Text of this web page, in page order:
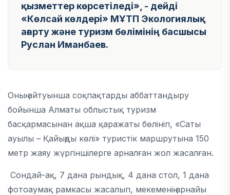
қызметтер көрсетіледі», - дейді
«Көлсай көлдері» МҰТП Экологиялық
ағарту және туризм бөлімінің басшысы
Руслан Иманбаев.
Оның айтуынша соқпақтарды аббаттандыру
бойынша Алматы облыстық туризм
басқармасынан ақша қаражаты бөлініп, «Саты
ауылы – Қайыңды көлі» туристік маршрутына 150
метр жаяу жүргіншілерге арналған жол жасалған.
Сондай-ақ, 7 дана рындық, 4 дана стол, 1 дана
фотоаумақ рамкасы жасалып, мекеменің арнайы